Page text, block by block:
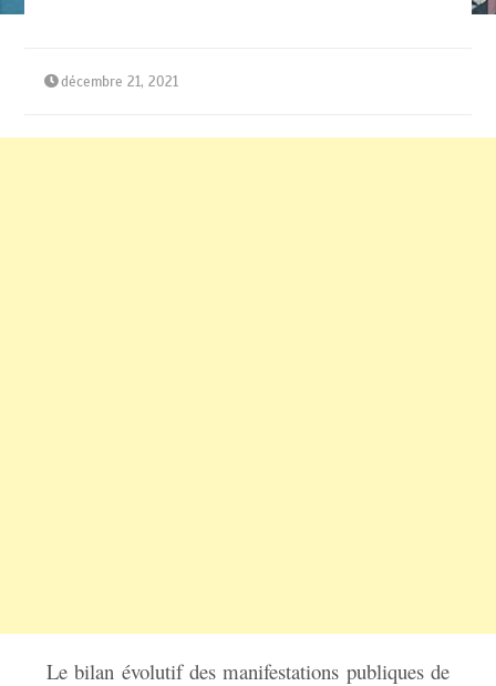
décembre 21, 2021
Le bilan évolutif des manifestations publiques de